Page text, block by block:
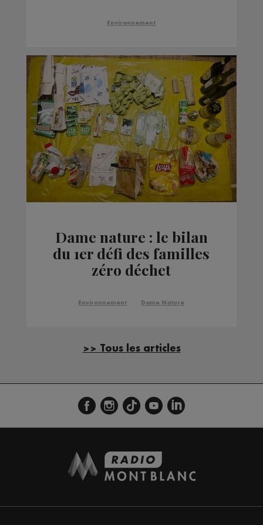
Environnement
Dame nature : le bilan
du 1er défi des familles
zéro déchet
Environnement Dame Nature
>> Tous les articles